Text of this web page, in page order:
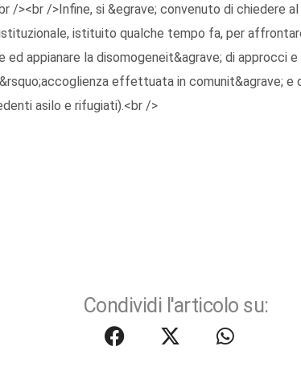
/><br />Infine, si &egrave; convenuto di chiedere
istituito qualche tempo fa, per
ed appianare la disomogeneit&agrave; di approcci
effettuata in comunit&agrave; e
asilo e rifugiati).<br />
Condividi l'articolo su: